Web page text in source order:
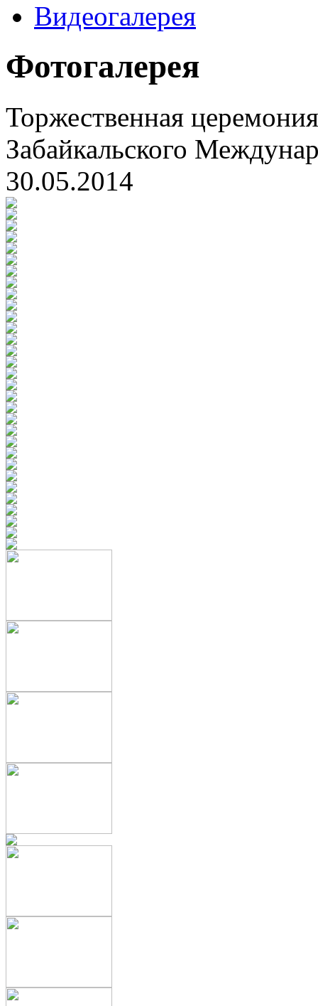
Видеогалерея
Фотогалерея
Торжественная
Забайкальского
30.05.2014